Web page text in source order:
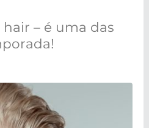
– é uma das